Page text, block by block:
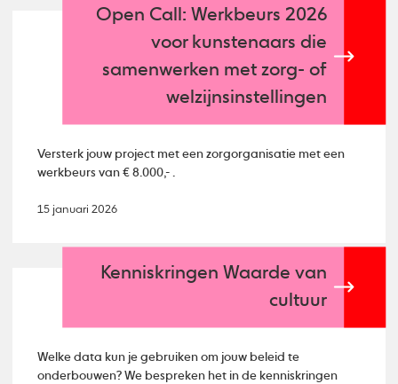
Open Call: Werkbeurs 2026
voor kunstenaars die
samenwerken met zorg- of
welzijnsinstellingen
Versterk jouw project met een zorgorganisatie met een
werkbeurs van € 8.000,- .
15 januari 2026
Kenniskringen Waarde van
cultuur
Welke data kun je gebruiken om jouw beleid te
onderbouwen? We bespreken het in de kenniskringen